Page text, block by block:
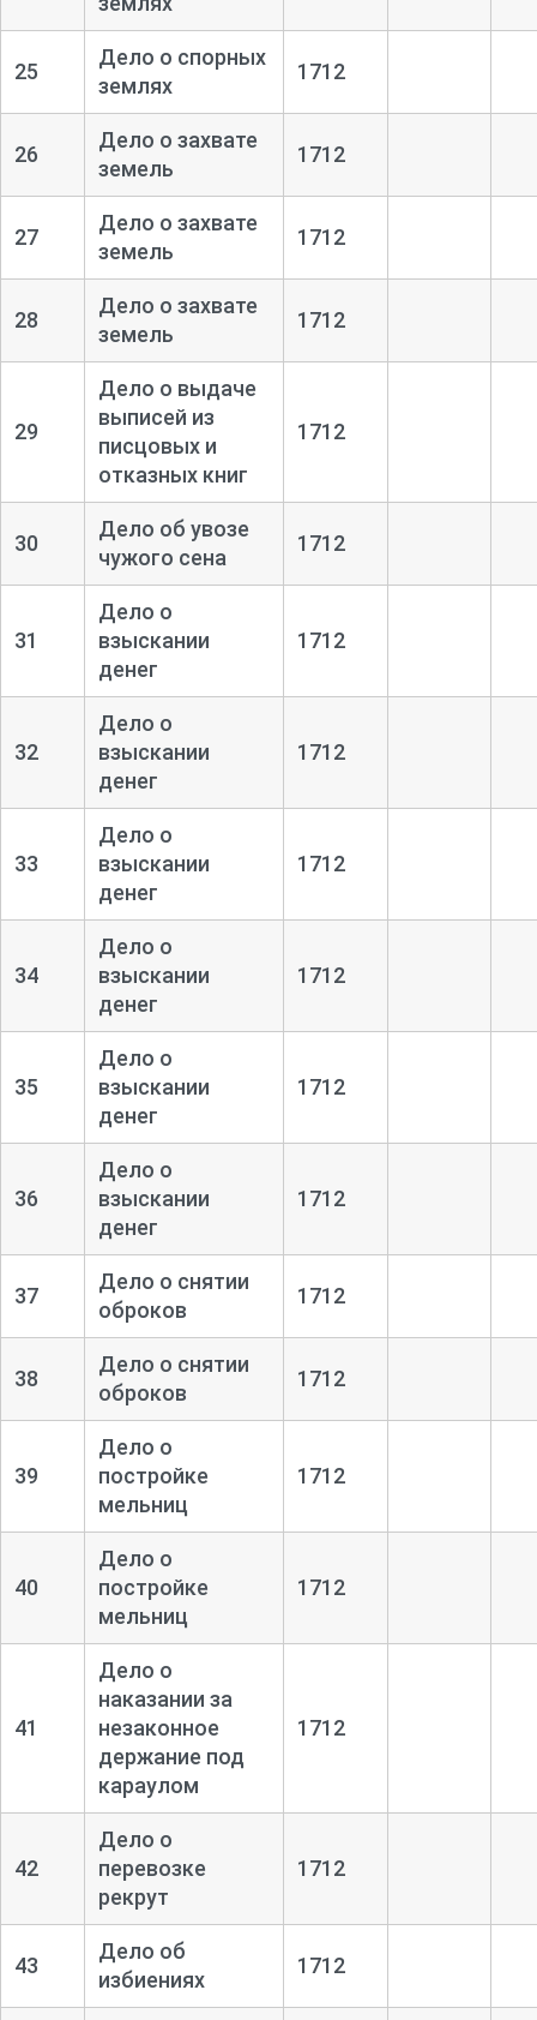
25
Дело о спорных
землях
1712
26
Дело о захвате
земель
1712
27
Дело о захвате
земель
1712
28
Дело о захвате
земель
1712
29
Дело о выдаче
выписей из
писцовых и
отказных книг
1712
30
Дело об увозе
чужого сена
1712
31
Дело о
взыскании
денег
1712
32
Дело о
взыскании
денег
1712
33
Дело о
взыскании
денег
1712
34
Дело о
взыскании
денег
1712
35
Дело о
взыскании
денег
1712
36
Дело о
взыскании
денег
1712
37
Дело о снятии
оброков
1712
38
Дело о снятии
оброков
1712
39
Дело о
постройке
мельниц
1712
40
Дело о
постройке
мельниц
1712
41
Дело о
наказании за
незаконное
держание под
караулом
1712
42
Дело о
перевозке
рекрут
1712
43
Дело об
избиениях
1712